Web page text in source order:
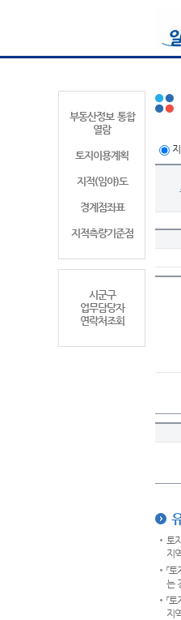
부동산정보 통합
열람
토지이용계획
지적(임야)도
경계점좌표
지적측량기준점
시군구
업무담당자
연락처조회
토
지
「
는
「
지